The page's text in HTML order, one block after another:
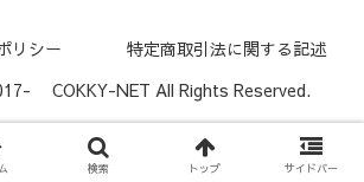
リシー
特定商取引法に関する記述
COKKY-NET All Rights Reserved.
検索 トップ サイドバー